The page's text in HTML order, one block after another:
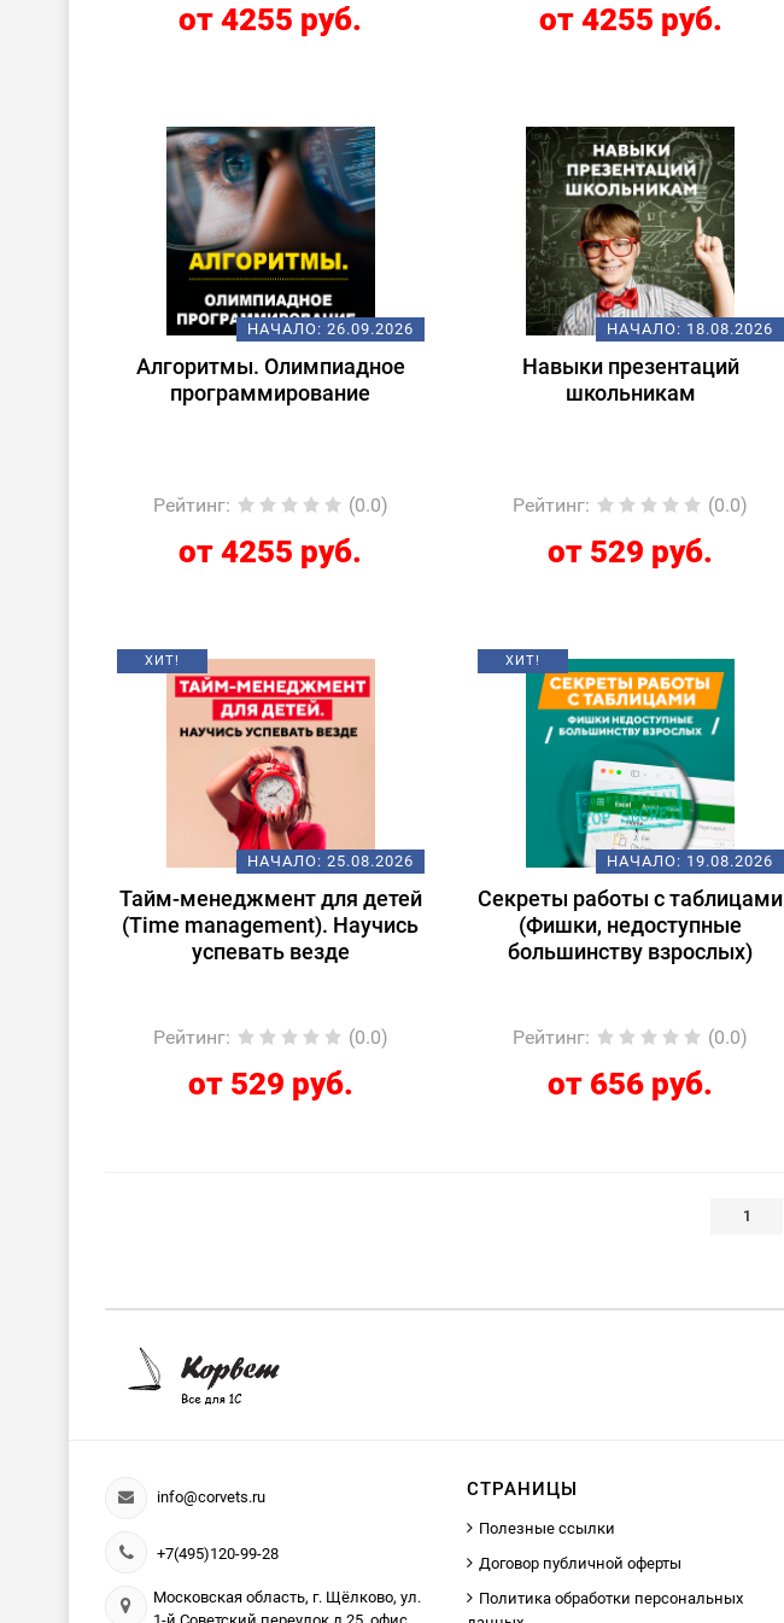
от 4255 руб. от 4255 руб.
НАЧАЛО: 26.09.2026
Алгоритмы. Олимпиадное
программирование
Рейтинг: (0.0)
от 4255 руб.
НАЧАЛО: 18.08.2026
Навыки презентаций
школьникам
Рейтинг: (0.0)
от 529 руб.
ХИТ!
НАЧАЛО: 25.08.2026
Тайм-менеджмент для детей
(Time management). Научись
успевать везде
Рейтинг: (0.0)
от 529 руб.
ХИТ!
НАЧАЛО: 19.08.2026
Секреты работы с таблицами
(Фишки, недоступные
большинству взрослых)
Рейтинг: (0.0)
от 656 руб.
1
info@corvets.ru
+7(495)120-99-28
Московская область, г. Щёлково, ул.
СТРАНИЦЫ
Полезные ссылки
Договор публичной оферты
Политика обработки персональных